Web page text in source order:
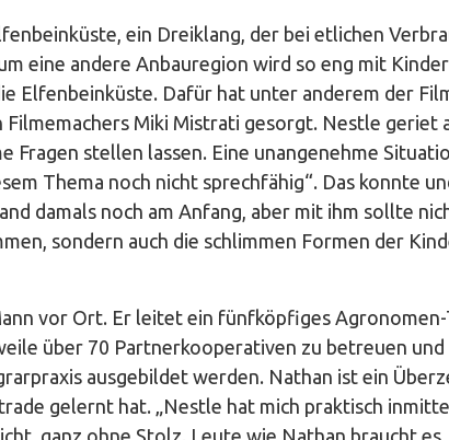
ein Dreiklang, der bei etlichen
eine andere Anbauregion wird so eng mit
Elfenbeinküste. Dafür hat unter anderem der
Filmemachers Miki Mistrati gesorgt. Nestle geriet
Fragen stellen lassen. Eine unangenehme
Thema noch nicht sprechfähig“. Das konnte
damals noch am Anfang, aber mit ihm sollte
sondern auch die schlimmen Formen der
vor Ort. Er leitet ein fünfköpfiges Agronomen-
über 70 Partnerkooperativen zu betreuen und
ausgebildet werden. Nathan ist ein
gelernt hat. „Nestle hat mich praktisch
ganz ohne Stolz. Leute wie Nathan braucht